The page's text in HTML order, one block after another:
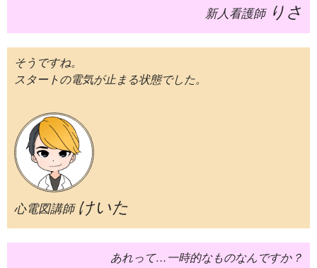
新人看護師 りさ
そうですね。
スタートの電気が止まる状態でした。
心電図講師 けいた
あれって…一時的なものなんですか？